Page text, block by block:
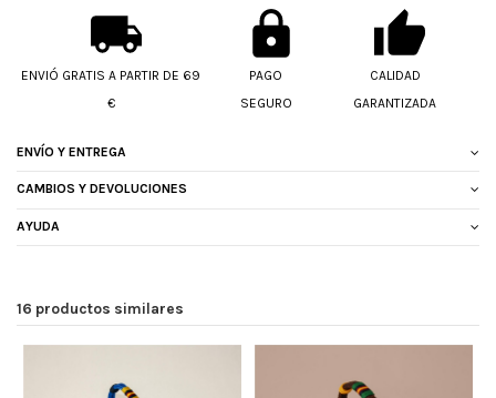
ENVIÓ GRATIS A PARTIR DE 69
€
PAGO
SEGURO
CALIDAD
GARANTIZADA
ENVÍO Y ENTREGA
CAMBIOS Y DEVOLUCIONES
AYUDA
16 productos similares